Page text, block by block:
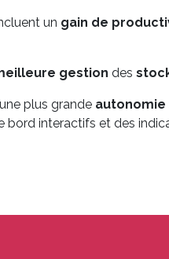
un gain de
gestion des
plus grande autonomie
bord interactifs et des